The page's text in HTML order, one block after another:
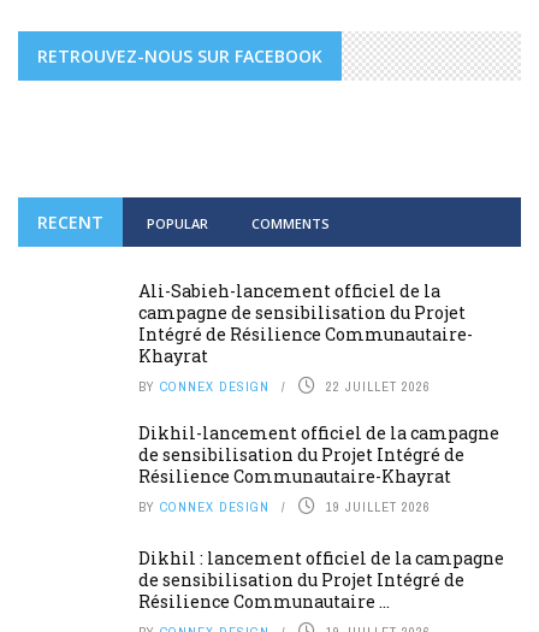
RETROUVEZ-NOUS SUR FACEBOOK
RECENT POPULAR COMMENTS
Ali-Sabieh-lancement officiel de la
campagne de sensibilisation du Projet
Intégré de Résilience Communautaire-
Khayrat
BY CONNEX DESIGN 22 JUILLET 2026
Dikhil-lancement officiel de la campagne
de sensibilisation du Projet Intégré de
Résilience Communautaire-Khayrat
BY CONNEX DESIGN 19 JUILLET 2026
Dikhil : lancement officiel de la campagne
de sensibilisation du Projet Intégré de
Résilience Communautaire ...